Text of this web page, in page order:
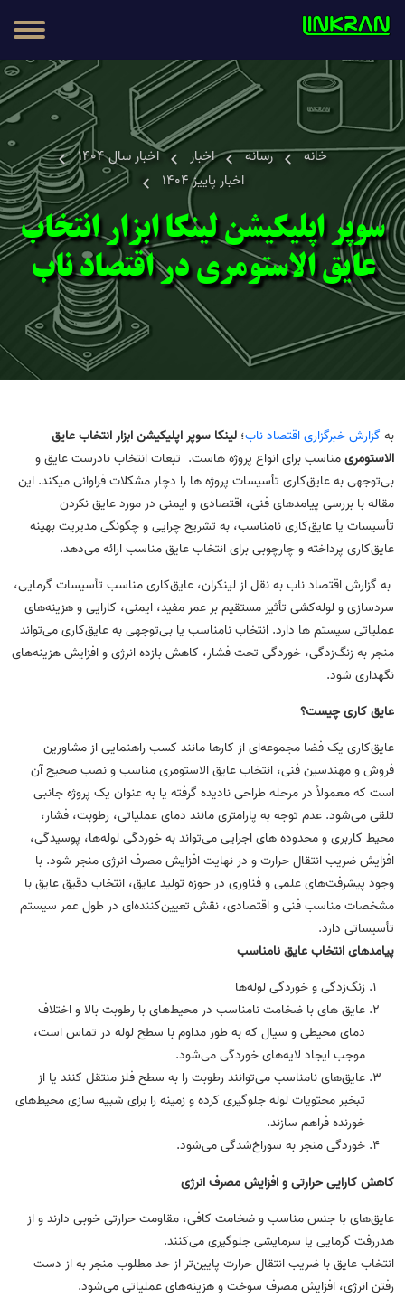
خانه رسانه اخبار
اخبار سال 1404
اخبار پاییز 1404
سوپر اپلیکیشن لینکا ابزار انتخاب
عایق الاستومری در اقتصاد ناب
به گزارش خبرگزاری اقتصاد ناب؛ لینکا سوپر اپلیکیشن ابزار انتخاب عایق
الاستومریمناسب برای انواع پروژه هاست. تبعات انتخاب نادرست عایق و
بی‌توجهی به عایق‌کاری تأسیسات پروژه ها را دچار مشکلات فراوانی میکند. این
مقاله با بررسی پیامدهای فنی، اقتصادی و ایمنی در مورد عایق نکردن
تأسیسات یا عایق‌کاری نامناسب، به تشریح چرایی و چگونگی مدیریت بهینه
عایق‌کاری پرداخته و چارچوبی برای انتخاب عایق مناسب ارائه می‌دهد.
به گزارش اقتصاد ناب به نقل از لینکران، عایق‌کاری مناسب تأسیسات گرمایی،
سردسازی و لوله‌کشی تأثیر مستقیم بر عمر مفید، ایمنی، کارایی و هزینه‌های
عملیاتی سیستم ‌ها دارد. انتخاب نامناسب یا بی‌توجهی به عایق‌کاری می‌تواند
منجر به زنگ‌زدگی، خوردگی تحت فشار، کاهش بازده انرژی و افزایش هزینه‌های
نگهداری شود.
عایق کاری چیست؟
عایق‌کاری یک فضا مجموعه‌ای از کارها مانند کسب راهنمایی از مشاورین
فروش و مهندسین فنی، انتخاب عایق الاستومری مناسب و نصب صحیح آن
است که معمولاً در مرحله طراحی نادیده گرفته یا به عنوان یک پروژه جانبی
تلقی می‌شود. عدم توجه به پارامتری مانند دمای عملیاتی، رطوبت، فشار،
محیط کاربری و محدوده‌ های اجرایی می‌تواند به خوردگی لوله‌ها، پوسیدگی،
افزایش ضریب انتقال حرارت و در نهایت افزایش مصرف انرژی منجر شود. با
وجود پیشرفت‌های علمی و فناوری در حوزه تولید عایق، انتخاب دقیق عایق با
مشخصات مناسب فنی و اقتصادی، نقش تعیین‌کننده‌ای در طول عمر سیستم
تأسیساتی دارد.
پیامدهای انتخاب عایق نامناسب
زنگ‌زدگی و خوردگی لوله‌ها
عایق های با ضخامت نامناسب در محیط‌های با رطوبت بالا و اختلاف
دمای محیطی و سیال که به طور مداوم با سطح لوله در تماس است،
موجب ایجاد لایه‌های خوردگی می‌شود.
عایق‌های نامناسب می‌توانند رطوبت را به سطح فلز منتقل کنند یا از
تبخیر محتویات لوله جلوگیری کرده و زمینه را برای شبیه‌ سازی محیط‌های
خورنده فراهم سازند.
خوردگی منجر به سوراخ‌شدگی می‌شود.
کاهش کارایی حرارتی و افزایش مصرف انرژی
عایق‌های با جنس مناسب و ضخامت کافی، مقاومت حرارتی خوبی دارند و از
هدررفت گرمایی یا سرمایشی جلوگیری می‌کنند.
انتخاب عایق با ضریب انتقال حرارت پایین‌تر از حد مطلوب منجر به از دست
رفتن انرژی، افزایش مصرف سوخت و هزینه‌های عملیاتی می‌شود.
مطالب